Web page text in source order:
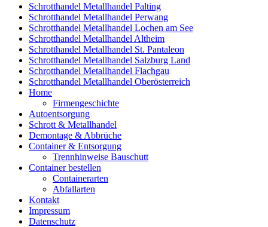
Schrotthandel Metallhandel Palting
Schrotthandel Metallhandel Perwang
Schrotthandel Metallhandel Lochen am See
Schrotthandel Metallhandel Altheim
Schrotthandel Metallhandel St. Pantaleon
Schrotthandel Metallhandel Salzburg Land
Schrotthandel Metallhandel Flachgau
Schrotthandel Metallhandel Oberösterreich
Home
Firmengeschichte
Autoentsorgung
Schrott & Metallhandel
Demontage & Abbrüche
Container & Entsorgung
Trennhinweise Bauschutt
Container bestellen
Containerarten
Abfallarten
Kontakt
Impressum
Datenschutz